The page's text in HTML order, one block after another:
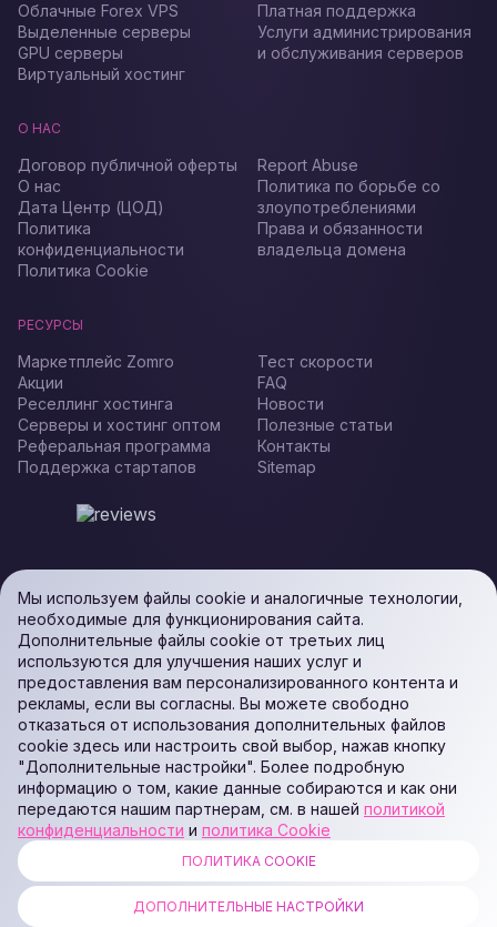
Облачные Forex VPS
Выделенные серверы
GPU серверы
Виртуальный хостинг
Платная поддержка
Услуги администрирования
и обслуживания серверов
О НАС
Договор публичной оферты
О нас
Дата Центр (ЦОД)
Политика
конфиденциальности
Политика Cookie
Report Abuse
Политика по борьбе со
злоупотреблениями
Права и обязанности
владельца домена
РЕСУРСЫ
Маркетплейс Zomro
Акции
Реселлинг хостинга
Серверы и хостинг оптом
Реферальная программа
Поддержка стартапов
Тест скорости
FAQ
Новости
Полезные статьи
Контакты
Sitemap
ALL RIGHTS RESERVED. Podaon SIA (Id: 40103450338) & WEEM TECH
1237700398374)
Мы используем файлы cookie и аналогичные технологии,
необходимые для функционирования сайта.
Дополнительные файлы cookie от третьих лиц
используются для улучшения наших услуг и
предоставления вам персонализированного контента и
рекламы, если вы согласны. Вы можете свободно
отказаться от использования дополнительных файлов
cookie здесь или настроить свой выбор, нажав кнопку
"Дополнительные настройки". Более подробную
информацию о том, какие данные собираются и как они
передаются нашим партнерам, см. в нашей политикой
конфиденциальности и политика Cookie
ПОЛИТИКА COOKIE
ДОПОЛНИТЕЛЬНЫЕ НАСТРОЙКИ